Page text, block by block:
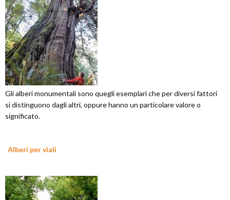
Gli alberi monumentali sono quegli esemplari che per diversi fattori
si distinguono dagli altri, oppure hanno un particolare valore o
significato.
Alberi per viali